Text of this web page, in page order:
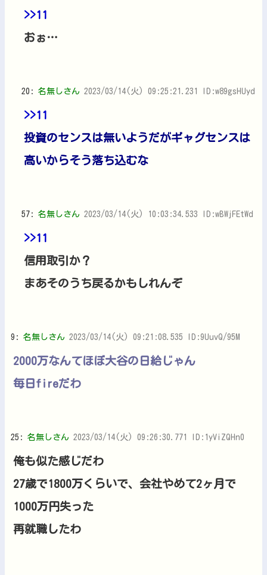
>>11
おぉ…
20: 名無しさん 2023/03/14(火) 09:25:21.231 ID:w89gsHUyd
>>11
投資のセンスは無いようだがギャグセンスは
高いからそう落ち込むな
57: 名無しさん 2023/03/14(火) 10:03:34.533 ID:wBWjFEtWd
>>11
信用取引か？
まあそのうち戻るかもしれんぞ
9: 名無しさん 2023/03/14(火) 09:21:08.535 ID:9UuvQ/95M
2000万なんてほぼ大谷の日給じゃん
毎日fireだわ
25: 名無しさん 2023/03/14(火) 09:26:30.771 ID:1yViZQHn0
俺も似た感じだわ
27歳で1800万くらいで、会社やめて2ヶ月で
1000万円失った
再就職したわ